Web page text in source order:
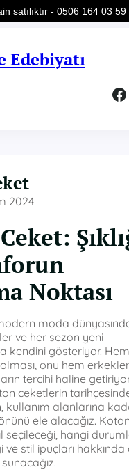
Edebiyatı
Facebook
2024
Noktası
moda
ve her sezon yeni
kendini gösteriyor. Hem
onu hem
tercihi haline
ceketlerin
kullanım alanlarına
ele alacağız. Koton
seçileceği, hangi
ve stil ipuçları hakkında
satılıktır - 0506 164 03 59